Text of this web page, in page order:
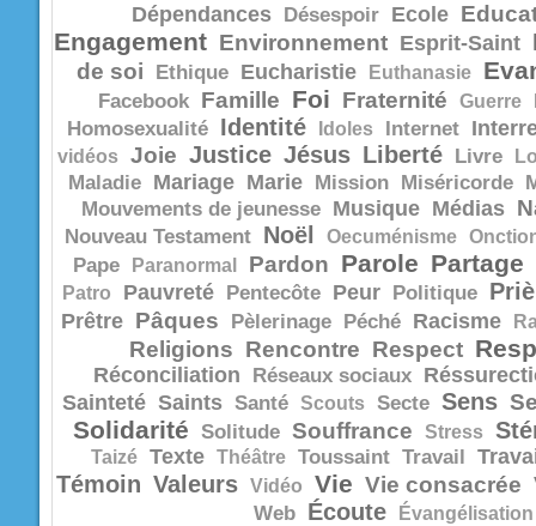
Dépendances
Désespoir Ecole
Engagement Environnement Esprit-Saint
de soi Ethique Eucharistie Euthanasie
Facebook Famille Foi Fraternité Guerre
Homosexualité
Identité Idoles Internet
vidéos Joie Justice Jésus Liberté Livre
Maladie Mariage Marie Mission Miséricorde
Mouvements de jeunesse
Musique Médias
Nouveau Testament Noël Oecuménisme
Pape Paranormal Pardon Parole Partage
Patro Pauvreté Pentecôte Peur Politique
Prêtre Pâques Pèlerinage Péché Racisme
Religions Rencontre Respect
Réconciliation Réseaux sociaux
Sainteté Saints Santé Scouts Secte Sens
Solidarité Solitude Souffrance Stress
Taizé Texte Théâtre Toussaint Travail
Témoin Valeurs Vidéo Vie Vie consacrée
Web Écoute Évangélisation